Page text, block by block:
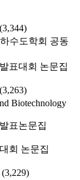
(3,344)
수도학회 공동
표대회 논문집
(3,263)
Biotechnology
표논문집
회 논문집
(3,229)